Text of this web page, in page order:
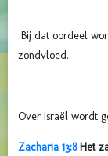
Bij dat oordeel
zondvloed.
Over Israël wordt
Zacharia 13:8Het